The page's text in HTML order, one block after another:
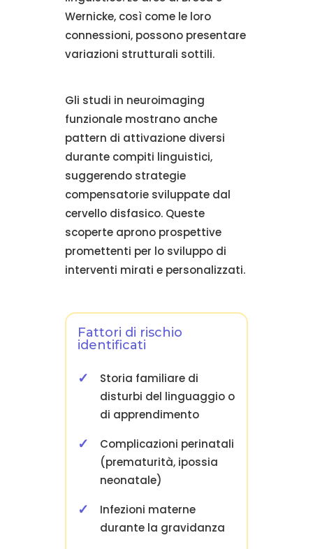
Wernicke, così come le loro
connessioni, possono presentare
variazioni strutturali sottili.
Gli studi in neuroimaging
funzionale mostrano anche
pattern di attivazione diversi
durante compiti linguistici,
suggerendo strategie
compensatorie sviluppate dal
cervello disfasico. Queste
scoperte aprono prospettive
promettenti per lo sviluppo di
interventi mirati e personalizzati.
Fattori di rischio
identificati
Storia familiare di
disturbi del linguaggio o
di apprendimento
Complicazioni perinatali
(prematurità, ipossia
neonatale)
Infezioni materne
durante la gravidanza